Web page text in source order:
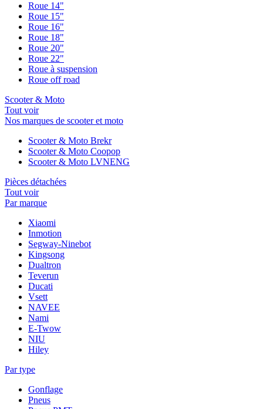
Roue 14"
Roue 15"
Roue 16"
Roue 18"
Roue 20"
Roue 22"
Roue à suspension
Roue off road
Scooter & Moto
Tout voir
Nos marques de scooter et moto
Scooter & Moto Brekr
Scooter & Moto Coopop
Scooter & Moto LVNENG
Pièces détachées
Tout voir
Par marque
Xiaomi
Inmotion
Segway-Ninebot
Kingsong
Dualtron
Teverun
Ducati
Vsett
NAVEE
Nami
E-Twow
NIU
Hiley
Par type
Gonflage
Pneus